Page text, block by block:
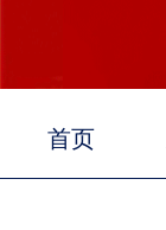
首页